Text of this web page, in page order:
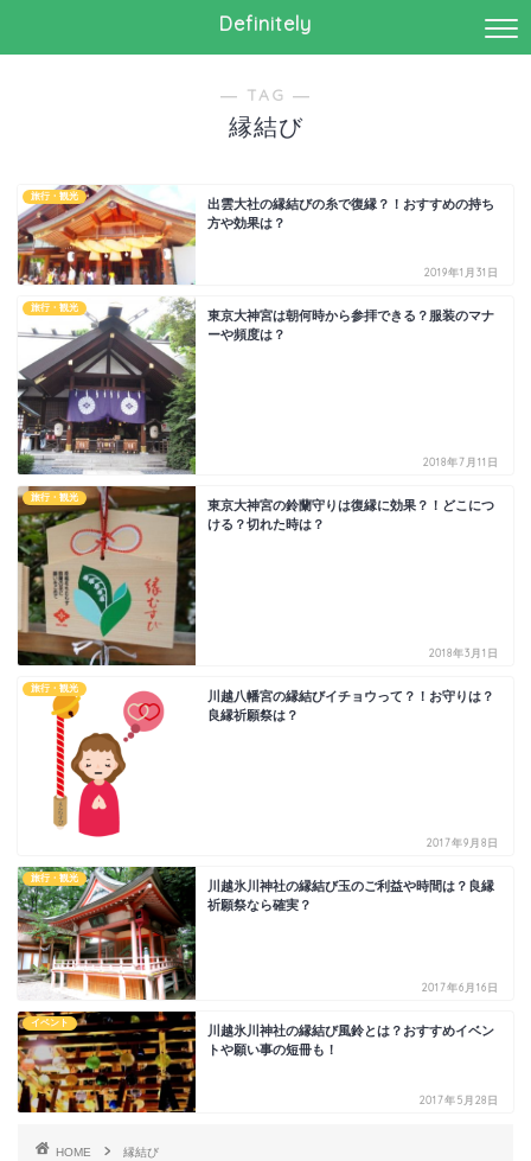
Definitely
― TAG ―
縁結び
旅行・観光
出雲大社の縁結びの糸で復縁？！おすすめの持ち
方や効果は？
2019年1月31日
旅行・観光
東京大神宮は朝何時から参拝できる？服装のマナ
ーや頻度は？
2018年7月11日
旅行・観光
東京大神宮の鈴蘭守りは復縁に効果？！どこにつ
ける？切れた時は？
2018年3月1日
旅行・観光
川越八幡宮の縁結びイチョウって？！お守りは？
良縁祈願祭は？
2017年9月8日
旅行・観光
川越氷川神社の縁結び玉のご利益や時間は？良縁
祈願祭なら確実？
2017年6月16日
イベント
川越氷川神社の縁結び風鈴とは？おすすめイベン
トや願い事の短冊も！
2017年5月28日
HOME 縁結び